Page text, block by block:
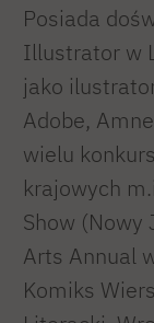
Posiada
Illustrator w
jako
Adobe,
wielu
krajowych
Show (Nowy
Arts Annual
Komiks